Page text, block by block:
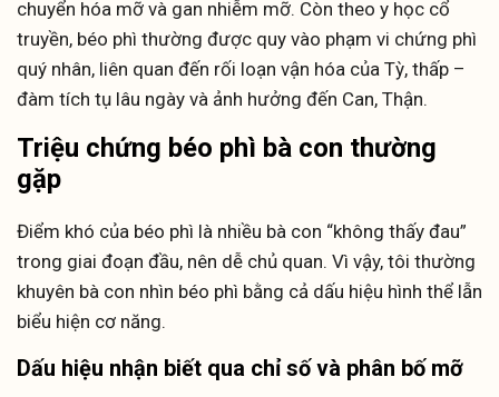
chuyển hóa mỡ và gan nhiễm mỡ. Còn theo y học cổ
truyền, béo phì thường được quy vào phạm vi chứng phì
quý nhân, liên quan đến rối loạn vận hóa của Tỳ, thấp –
đàm tích tụ lâu ngày và ảnh hưởng đến Can, Thận.
Triệu chứng béo phì bà con thường
gặp
Điểm khó của béo phì là nhiều bà con “không thấy đau”
trong giai đoạn đầu, nên dễ chủ quan. Vì vậy, tôi thường
khuyên bà con nhìn béo phì bằng cả dấu hiệu hình thể lẫn
biểu hiện cơ năng.
Dấu hiệu nhận biết qua chỉ số và phân bố mỡ